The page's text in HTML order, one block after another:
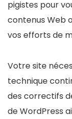
pigistes pour
contenus Web
vos efforts de
Votre site
technique
des correctifs
de WordPress